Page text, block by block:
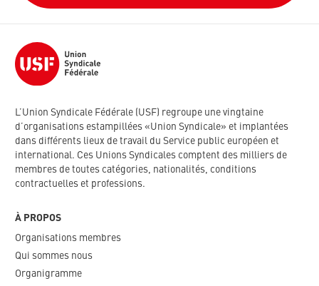
L’Union Syndicale Fédérale (USF) regroupe une vingtaine
d’organisations estampillées «Union Syndicale» et implantées
dans différents lieux de travail du Service public européen et
international. Ces Unions Syndicales comptent des milliers de
membres de toutes catégories, nationalités, conditions
contractuelles et professions.
À PROPOS
Organisations membres
Qui sommes nous
Organigramme​